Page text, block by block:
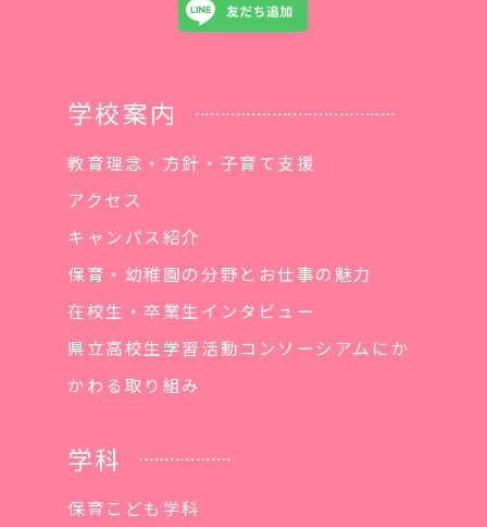
学校案内
教育理念・方針・子育て支援
アクセス
キャンパス紹介
保育・幼稚園の分野とお仕事の魅力
在校生・卒業生インタビュー
県立高校生学習活動コンソーシアムにか
かわる取り組み
学科
保育こども学科